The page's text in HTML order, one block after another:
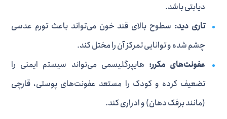
دیابتی باشد.
تاری دید: سطوح بالای قند خون می‌تواند باعث تورم عدسی
چشم شده و توانایی تمرکز آن را مختل کند.
عفونت‌های مکرر: هایپرگلیسمی می‌تواند سیستم ایمنی را
تضعیف کرده و کودک را مستعد عفونت‌های پوستی، قارچی
(مانند برفک دهان) و ادراری کند.